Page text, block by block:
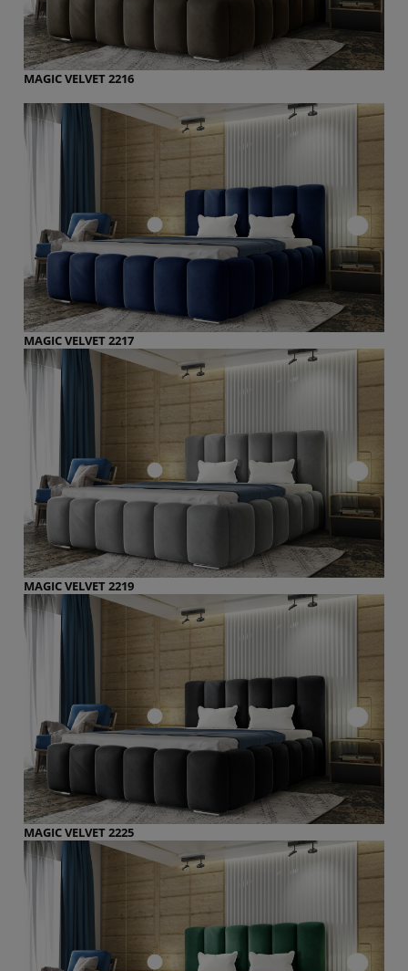
MAGIC VELVET 2216
MAGIC VELVET 2217
MAGIC VELVET 2219
MAGIC VELVET 2225